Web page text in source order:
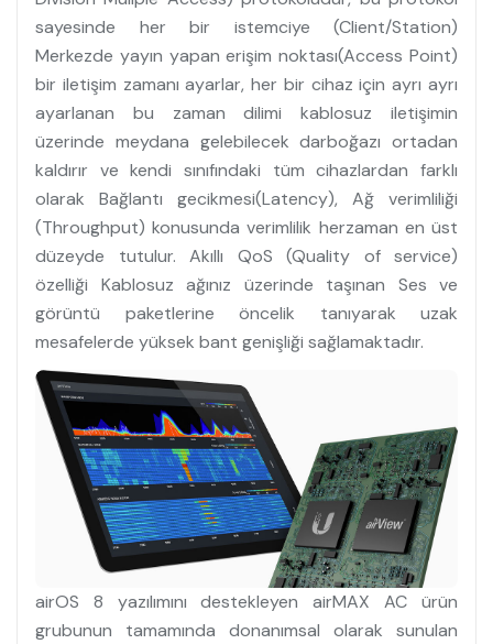
sayesinde her bir istemciye (Client/Station)
Merkezde yayın yapan erişim noktası(Access Point)
bir iletişim zamanı ayarlar, her bir cihaz için ayrı ayrı
ayarlanan bu zaman dilimi kablosuz iletişimin
üzerinde meydana gelebilecek darboğazı ortadan
kaldırır ve kendi sınıfındaki tüm cihazlardan farklı
olarak Bağlantı gecikmesi(Latency), Ağ verimliliği
(Throughput) konusunda verimlilik herzaman en üst
düzeyde tutulur. Akıllı QoS (Quality of service)
özelliği Kablosuz ağınız üzerinde taşınan Ses ve
görüntü paketlerine öncelik tanıyarak uzak
mesafelerde yüksek bant genişliği sağlamaktadır.
airOS 8 yazılımını destekleyen airMAX AC ürün
grubunun tamamında donanımsal olarak sunulan